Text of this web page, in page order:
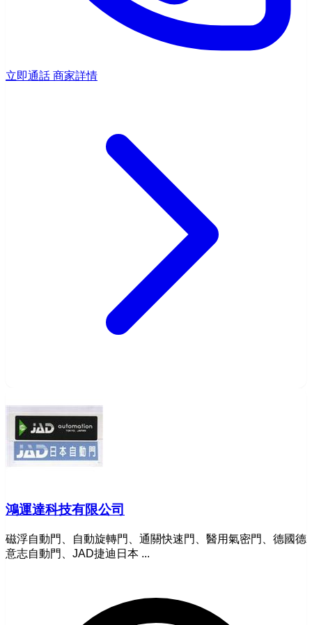
立即通話 商家詳情
鴻運達科技有限公司
磁浮自動門、自動旋轉門、通關快速門、醫用氣密門、德國德
意志自動門、JAD捷迪日本 ...